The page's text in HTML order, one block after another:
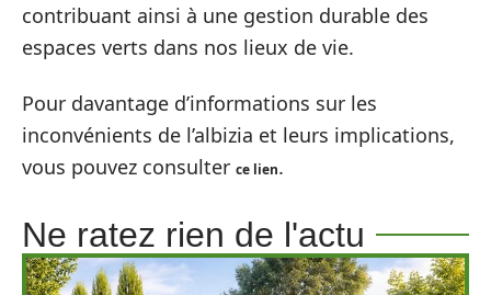
contribuant ainsi à une gestion durable des
espaces verts dans nos lieux de vie.
Pour davantage d’informations sur les
inconvénients de l’albizia et leurs implications,
vous pouvez consulter ce lien.
Ne ratez rien de l'actu